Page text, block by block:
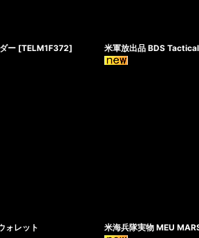
ー [TELM1F372] 米軍放出品 BDS
ォレット
米海兵隊実物 MEU